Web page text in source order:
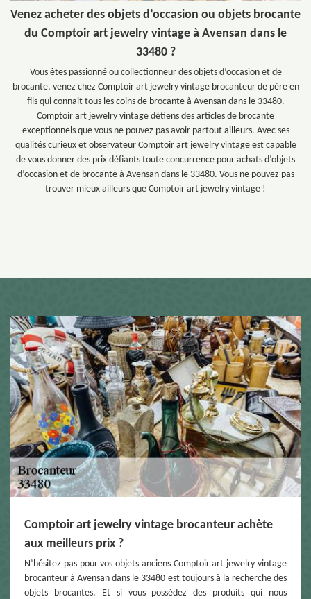
Venez acheter des objets d’occasion ou objets brocante
du Comptoir art jewelry vintage à Avensan dans le
33480 ?
Vous êtes passionné ou collectionneur des objets d’occasion et de
brocante, venez chez Comptoir art jewelry vintage brocanteur de père en
fils qui connait tous les coins de brocante à Avensan dans le 33480.
Comptoir art jewelry vintage détiens des articles de brocante
exceptionnels que vous ne pouvez pas avoir partout ailleurs. Avec ses
qualités curieux et observateur Comptoir art jewelry vintage est capable
de vous donner des prix défiants toute concurrence pour achats d’objets
d’occasion et de brocante à Avensan dans le 33480. Vous ne pouvez pas
trouver mieux ailleurs que Comptoir art jewelry vintage !
-
Comptoir art jewelry vintage brocanteur achète
aux meilleurs prix ?
N’hésitez pas pour vos objets anciens Comptoir art jewelry vintage
brocanteur à Avensan dans le 33480 est toujours à la recherche des
objets brocantes. Et si vous possédez des produits qui nous